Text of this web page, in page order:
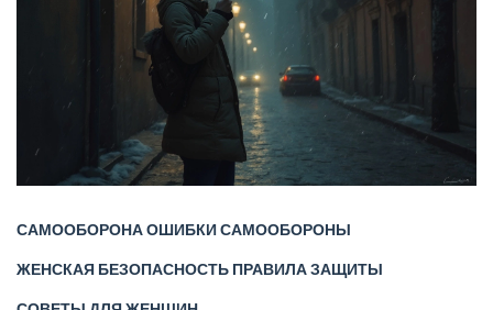
САМООБОРОНАОШИБКИ САМООБОРОНЫ
ЖЕНСКАЯ БЕЗОПАСНОСТЬПРАВИЛА ЗАЩИТЫ